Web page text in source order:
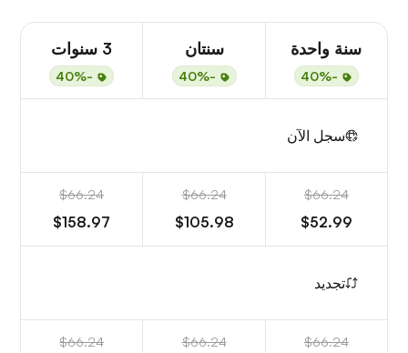
سنة واحدة
-40%
سنتان
-40%
3 سنوات
-40%
سجل الآن
$66.24
$52.99
$66.24
$105.98
$66.24
$158.97
تجديد
$66.24
$66.24
$66.24